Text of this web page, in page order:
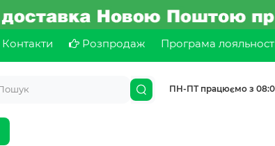
Контакти Розпродаж Програма
ПН-ПТ працюємо з